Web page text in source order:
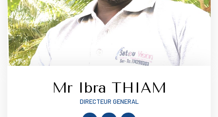
Mr Ibra THIAM
DIRECTEUR GENERAL